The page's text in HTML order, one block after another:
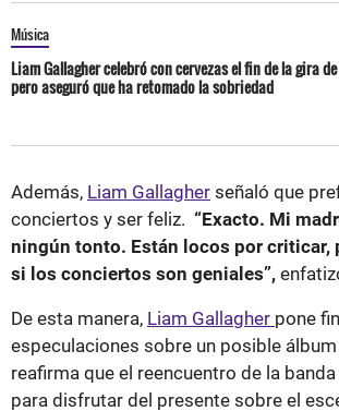
Música
Liam Gallagher celebró con cervezas el fin de la gira
pero aseguró que ha retomado la sobriedad
Además, Liam Gallagher señaló que
conciertos y ser feliz. “Exacto. Mi
ningún tonto. Están locos por criticar,
si los conciertos son geniales”,
De esta manera, Liam Gallagher pone
especulaciones sobre un posible
reafirma que el reencuentro de la
para disfrutar del presente sobre el